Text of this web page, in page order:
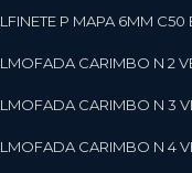
ALFINETE P MAPA 6MM
ALMOFADA CARIMBO N 2
ALMOFADA CARIMBO N 3
ALMOFADA CARIMBO N 4